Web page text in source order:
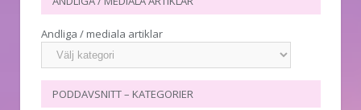
Andliga / mediala artiklar
PODDAVSNITT – KATEGORIER